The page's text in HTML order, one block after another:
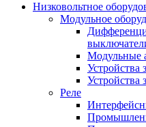
Низковольтное
Модульное
Модульные
Реле